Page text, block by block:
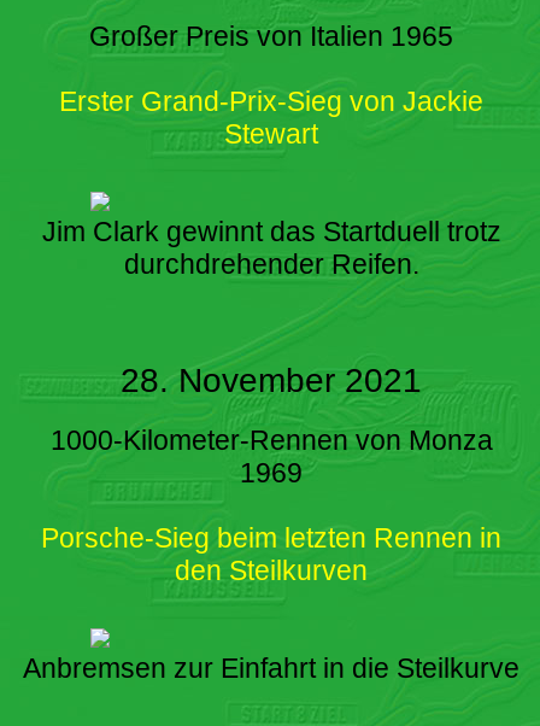
Großer Preis von Italien 1965
Erster Grand-Prix-Sieg von Jackie
Stewart
Jim Clark gewinnt das Startduell trotz
durchdrehender Reifen.
28. November 2021
1000-Kilometer-Rennen von Monza
1969
Porsche-Sieg beim letzten Rennen in
den Steilkurven
Anbremsen zur Einfahrt in die Steilkurve